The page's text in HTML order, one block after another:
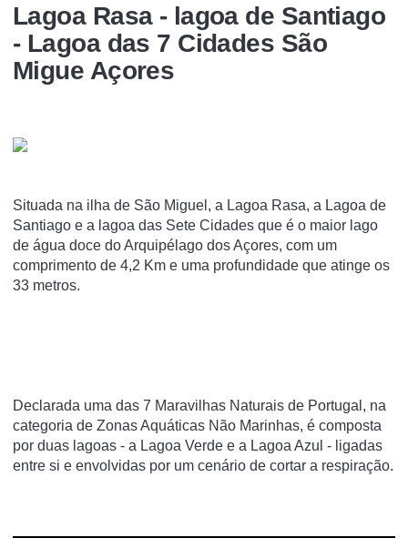
Lagoa Rasa - lagoa de Santiago
- Lagoa das 7 Cidades São
Migue Açores
Situada na ilha de São Miguel, a Lagoa Rasa, a Lagoa de
Santiago e a lagoa das Sete Cidades que é o maior lago
de água doce do Arquipélago dos Açores, com um
comprimento de 4,2 Km e uma profundidade que atinge os
33 metros.
Declarada uma das 7 Maravilhas Naturais de Portugal, na
categoria de Zonas Aquáticas Não Marinhas, é composta
por duas lagoas - a Lagoa Verde e a Lagoa Azul - ligadas
entre si e envolvidas por um cenário de cortar a respiração.